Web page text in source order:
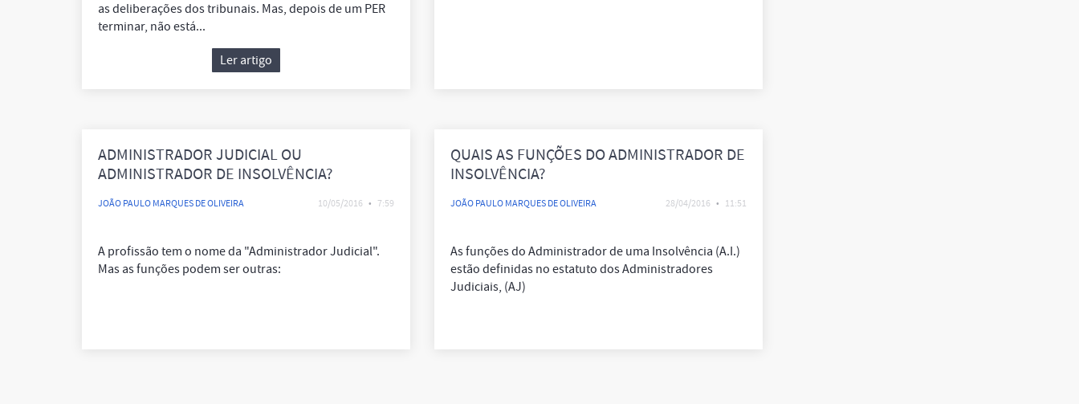
as deliberações dos tribunais. Mas, depois de um PER
terminar, não está...
Ler artigo
ADMINISTRADOR JUDICIAL OU
ADMINISTRADOR DE INSOLVÊNCIA?
JOÃO PAULO MARQUES DE OLIVEIRA 10/05/2016 • 7:59
A profissão tem o nome da "Administrador Judicial".
Mas as funções podem ser outras:
QUAIS AS FUNÇÕES DO ADMINISTRADOR DE
INSOLVÊNCIA?
JOÃO PAULO MARQUES DE OLIVEIRA 28/04/2016 • 11:51
As funções do Administrador de uma Insolvência (A.I.)
estão definidas no estatuto dos Administradores
Judiciais, (AJ)